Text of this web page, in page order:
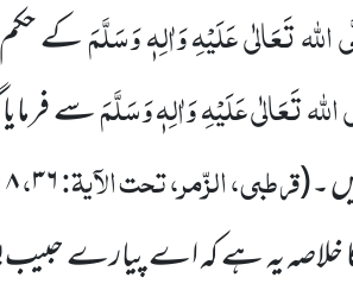
تَعَالٰی عَلَیْہِ وَاٰلِہٖ وَسَلَّمَکے
تَعَالٰی عَلَیْہِ وَاٰلِہٖ وَسَلَّمَسے
۔(قرطبی، الزّمر، تحت الآیۃ:۳۶،۸
یہ ہے کہ اے پیارے